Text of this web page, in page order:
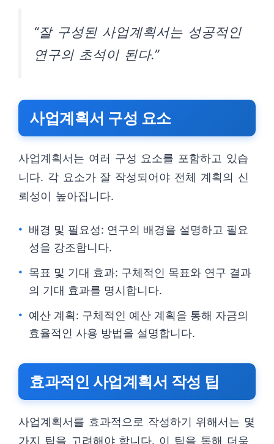
“잘 구성된 사업계획서는 성공적인
연구의 초석이 된다.”
사업계획서 구성 요소
사업계획서는 여러 구성 요소를 포함하고 있습
니다. 각 요소가 잘 작성되어야 전체 계획의 신
뢰성이 높아집니다.
배경 및 필요성: 연구의 배경을 설명하고 필요
성을 강조합니다.
목표 및 기대 효과: 구체적인 목표와 연구 결과
의 기대 효과를 명시합니다.
예산 계획: 구체적인 예산 계획을 통해 자금의
효율적인 사용 방법을 설명합니다.
효과적인 사업계획서 작성 팁
사업계획서를 효과적으로 작성하기 위해서는 몇
가지 팁을 고려해야 합니다. 이 팁을 통해 더욱